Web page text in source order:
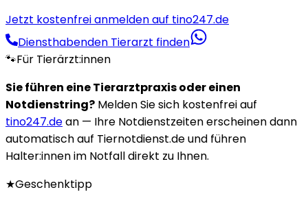
Jetzt kostenfrei anmelden auf tino247.de
Diensthabenden Tierarzt finden
🐾Für Tierärzt:innen
Sie führen eine Tierarztpraxis oder einen
Notdienstring? Melden Sie sich kostenfrei auf
tino247.dean — Ihre Notdienstzeiten erscheinen dann
automatisch auf Tiernotdienst.de und führen
Halter:innen im Notfall direkt zu Ihnen.
★Geschenktipp